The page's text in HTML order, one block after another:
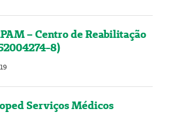
– Centro de Reabilitação
8)
Serviços Médicos